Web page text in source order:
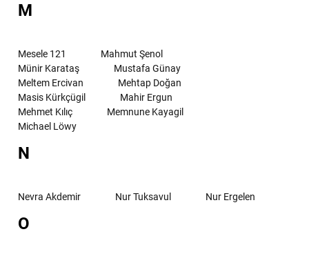
M
Mesele 121
Mahmut Şenol
Münir Karataş
Mustafa Günay
Meltem Ercivan
Mehtap Doğan
Masis Kürkçügil
Mahir Ergun
Mehmet Kılıç
Memnune Kayagil
Michael Löwy
N
Nevra Akdemir Nur Tuksavul Nur Ergelen
O